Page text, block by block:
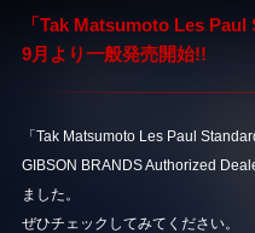
「Tak Matsumoto Les
9月より一般発売開始!!
「Tak Matsumoto Les Paul
GIBSON BRANDS Authorized
ました。
ぜひチェックしてみてください。